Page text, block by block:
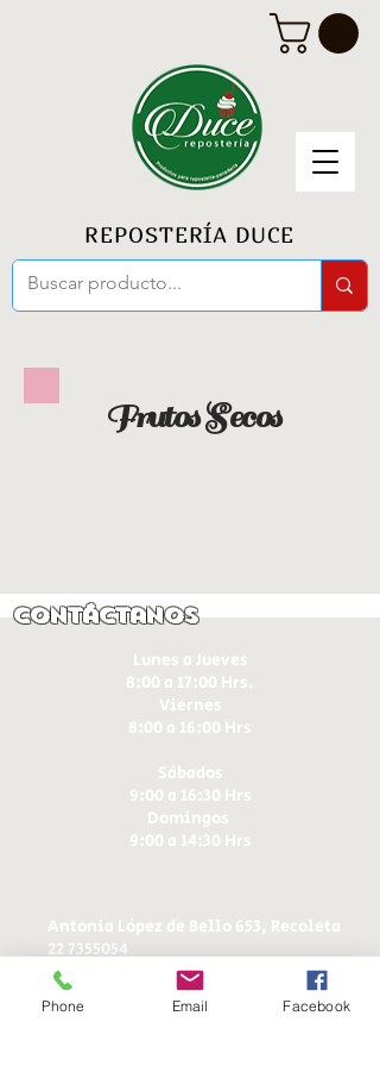
REPOSTERÍA DUCE
Frutos Secos
Contáctanos
Lunes a Jueves
8:00 a 17:00 Hrs.
Viernes
8:00 a 16:00 Hrs​
Sábados
9:00 a 16:30 Hrs
Domingos
9:00 a 14:30 Hrs
Antonia López de Bello 653, Recoleta
22 7355054
22 7375725
+56 9 75224598
ducereposteria@gmail.com
Phone Email Facebook